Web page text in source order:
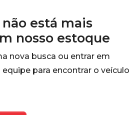
está mais
nosso estoque
nova busca ou entrar em
para encontrar o veículo